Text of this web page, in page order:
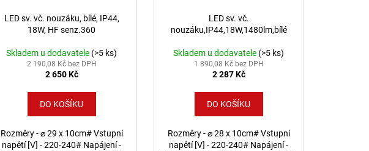
LED sv. vč. nouzáku, bílé, IP44,
18W, HF senz.360
Skladem u dodavatele (>5 ks)
2 190,08 Kč bez DPH
2 650 Kč
DO KOŠÍKU
Rozměry - ⌀ 29 x 10cm# Vstupní
napětí [V] - 220-240# Napájení -
LED sv. vč.
nouzáku,IP44,18W,1480lm,bílé
Skladem u dodavatele (>5 ks)
1 890,08 Kč bez DPH
2 287 Kč
DO KOŠÍKU
Rozměry - ⌀ 28 x 10cm# Vstupní
napětí [V] - 220-240# Napájení -